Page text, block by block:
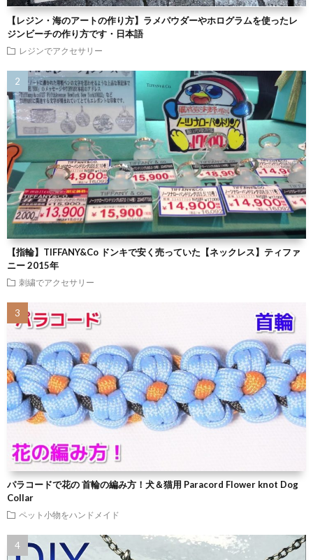
【レジン・海のアートの作り方】ラメパウダーやホログラムを使ったレ
ジンビーチの作り方です・日本語
レジンでアクセサリー
【指輪】TIFFANY&Co ドンキで安く売っていた【ネックレス】ティファ
ニー 2015年
刺繍でアクセサリー
パラコードで花の 首輪の編み方！犬＆猫用 Paracord Flower knot Dog
Collar
ペット小物をハンドメイド